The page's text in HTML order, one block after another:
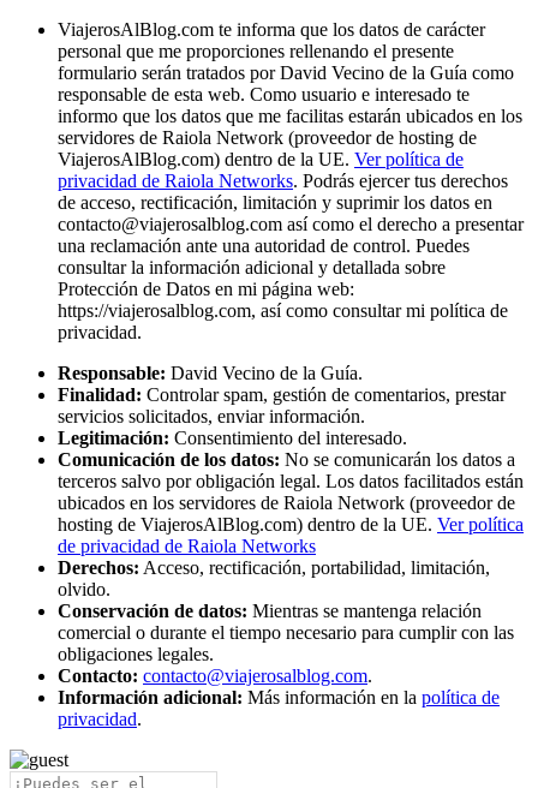
ViajerosAlBlog.com te informa que los datos de carácter
personal que me proporciones rellenando el presente
formulario serán tratados por David Vecino de la Guía como
responsable de esta web. Como usuario e interesado te
informo que los datos que me facilitas estarán ubicados en los
servidores de Raiola Network (proveedor de hosting de
ViajerosAlBlog.com) dentro de la UE. Ver política de
privacidad de Raiola Networks. Podrás ejercer tus derechos
de acceso, rectificación, limitación y suprimir los datos en
contacto@viajerosalblog.com así como el derecho a presentar
una reclamación ante una autoridad de control. Puedes
consultar la información adicional y detallada sobre
Protección de Datos en mi página web:
https://viajerosalblog.com, así como consultar mi política de
privacidad.
Responsable: David Vecino de la Guía.
Finalidad: Controlar spam, gestión de comentarios, prestar
servicios solicitados, enviar información.
Legitimación: Consentimiento del interesado.
Comunicación de los datos: No se comunicarán los datos a
terceros salvo por obligación legal. Los datos facilitados están
ubicados en los servidores de Raiola Network (proveedor de
hosting de ViajerosAlBlog.com) dentro de la UE. Ver política
de privacidad de Raiola Networks
Derechos: Acceso, rectificación, portabilidad, limitación,
olvido.
Conservación de datos: Mientras se mantenga relación
comercial o durante el tiempo necesario para cumplir con las
obligaciones legales.
Contacto: contacto@viajerosalblog.com.
Información adicional: Más información en la política de
privacidad.